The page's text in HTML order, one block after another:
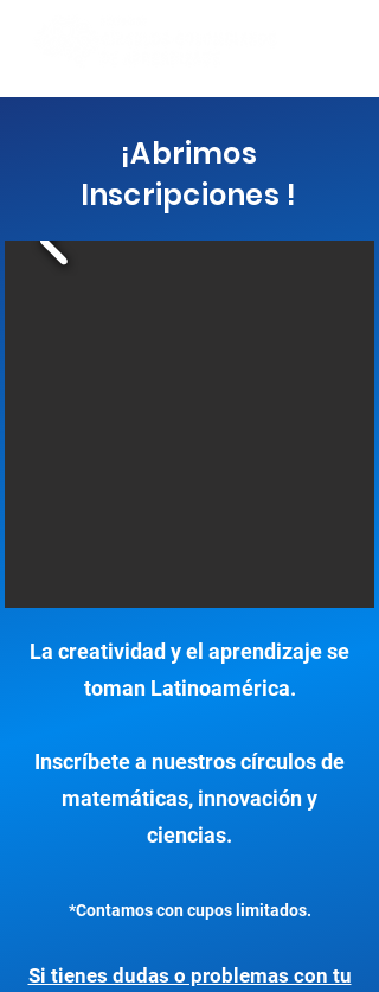
¡Abrimos
Inscripciones !
La creatividad y el aprendizaje se
toman Latinoamérica.
Inscríbete a nuestros círculos de
matemáticas, innovación y
ciencias.
*Contamos con cupos limitados.
Si tienes dudas o problemas con tu